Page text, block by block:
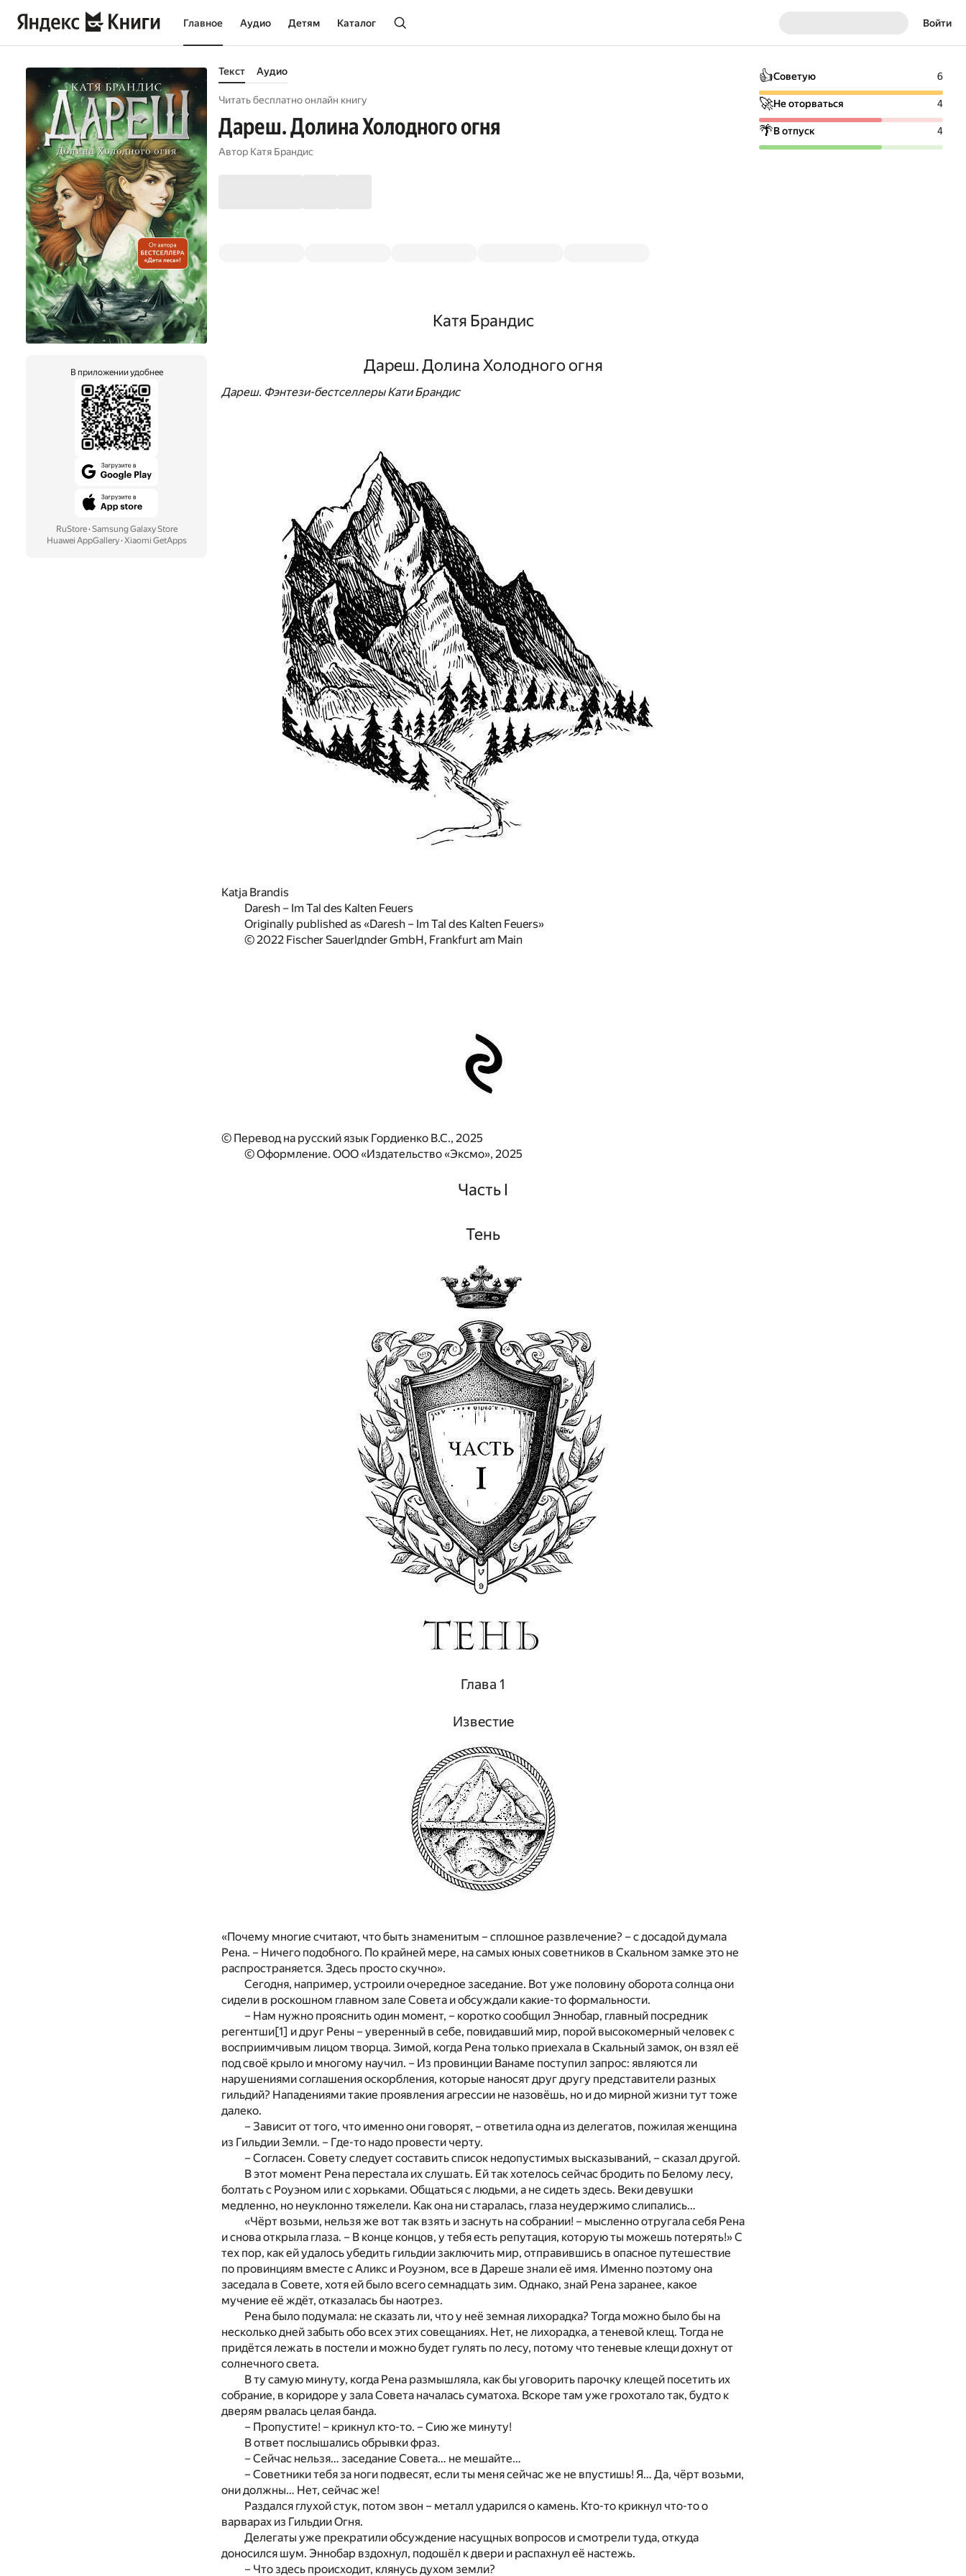
Главное Аудио Детям Каталог Войти
В приложении удобнее
RuStore· Samsung Galaxy Store
Huawei AppGallery· Xiaomi GetApps
Текст Аудио
Читать бесплатно онлайн книгу
Дареш. Долина Холодного огня
Автор Катя Брандис
Катя Брандис
Дареш. Долина Холодного огня
Дареш. Фэнтези-бестселлеры Кати Брандис
Katja Brandis
Daresh – Im Tal des Kalten Feuers
Originally published as «Daresh – Im Tal des Kalten Feuers»
© 2022 Fischer Sauerlдnder GmbH, Frankfurt am Main
© Перевод на русский язык Гордиенко В.С., 2025
© Оформление. ООО «Издательство «Эксмо», 2025
Часть I
Тень
Глава 1
Известие
«Почему многие считают, что быть знаменитым – сплошное развлечение? – с досадой думала
Рена. – Ничего подобного. По крайней мере, на самых юных советников в Скальном замке это не
распространяется. Здесь просто скучно».
Сегодня, например, устроили очередное заседание. Вот уже половину оборота солнца они
сидели в роскошном главном зале Совета и обсуждали какие-то формальности.
– Нам нужно прояснить один момент, – коротко сообщил Эннобар, главный посредник
регентши[1] и друг Рены – уверенный в себе, повидавший мир, порой высокомерный человек с
восприимчивым лицом творца. Зимой, когда Рена только приехала в Скальный замок, он взял её
под своё крыло и многому научил. – Из провинции Ванаме поступил запрос: являются ли
нарушениями соглашения оскорбления, которые наносят друг другу представители разных
гильдий? Нападениями такие проявления агрессии не назовёшь, но и до мирной жизни тут тоже
далеко.
– Зависит от того, что именно они говорят, – ответила одна из делегатов, пожилая женщина
из Гильдии Земли. – Где-то надо провести черту.
– Согласен. Совету следует составить список недопустимых высказываний, – сказал другой.
В этот момент Рена перестала их слушать. Ей так хотелось сейчас бродить по Белому лесу,
болтать с Роуэном или с хорьками. Общаться с людьми, а не сидеть здесь. Веки девушки
медленно, но неуклонно тяжелели. Как она ни старалась, глаза неудержимо слипались…
«Чёрт возьми, нельзя же вот так взять и заснуть на собрании! – мысленно отругала себя Рена
и снова открыла глаза. – В конце концов, у тебя есть репутация, которую ты можешь потерять!» С
тех пор, как ей удалось убедить гильдии заключить мир, отправившись в опасное путешествие
по провинциям вместе с Аликс и Роуэном, все в Дареше знали её имя. Именно поэтому она
заседала в Совете, хотя ей было всего семнадцать зим. Однако, знай Рена заранее, какое
мучение её ждёт, отказалась бы наотрез.
Рена было подумала: не сказать ли, что у неё земная лихорадка? Тогда можно было бы на
несколько дней забыть обо всех этих совещаниях. Нет, не лихорадка, а теневой клещ. Тогда не
придётся лежать в постели и можно будет гулять по лесу, потому что теневые клещи дохнут от
солнечного света.
В ту самую минуту, когда Рена размышляла, как бы уговорить парочку клещей посетить их
собрание, в коридоре у зала Совета началась суматоха. Вскоре там уже грохотало так, будто к
дверям рвалась целая банда.
– Пропустите! – крикнул кто-то. – Сию же минуту!
В ответ послышались обрывки фраз.
– Сейчас нельзя… заседание Совета… не мешайте…
– Советники тебя за ноги подвесят, если ты меня сейчас же не впустишь! Я… Да, чёрт возьми,
они должны… Нет, сейчас же!
Раздался глухой стук, потом звон – металл ударился о камень. Кто-то крикнул что-то о
варварах из Гильдии Огня.
Делегаты уже прекратили обсуждение насущных вопросов и смотрели туда, откуда
доносился шум. Эннобар вздохнул, подошёл к двери и распахнул её настежь.
– Что здесь происходит, клянусь духом земли?
👍Советую 6
🚀Не оторваться 4
🌴В отпуск 4